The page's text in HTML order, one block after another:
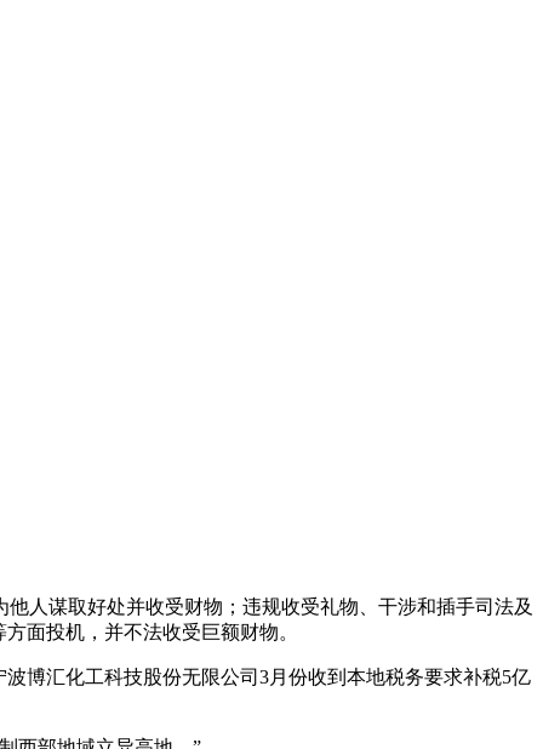
人谋取好处并收受财物；违规收受礼物、干涉和插手司法及
面投机，并不法收受巨额财物。
博汇化工科技股份无限公司3月份收到本地税务要求补税5亿